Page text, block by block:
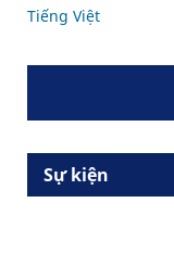
Tiếng Việt
Sự kiện